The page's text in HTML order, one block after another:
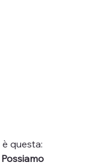
questa: